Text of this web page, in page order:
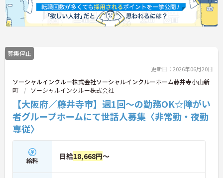
募集停止
更新日：2026年06月20日
ソーシャルインクルー株式会社ソーシャルインクルーホーム藤井寺小山新
町
ソーシャルインクルー株式会社
【大阪府／藤井寺市】週1回～の勤務OK☆障がい
者グループホームにて世話人募集〈非常勤・夜勤
専従〉
給料 日給18,668円～